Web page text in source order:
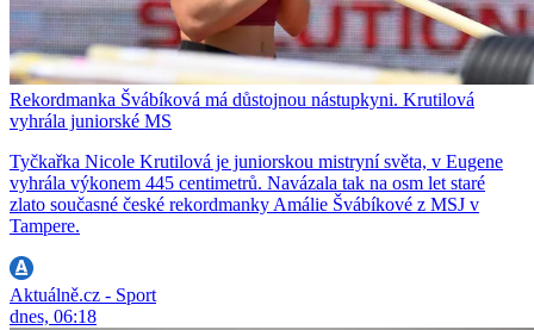
Rekordmanka Švábíková má důstojnou nástupkyni. Krutilová
vyhrála juniorské MS
Tyčkařka Nicole Krutilová je juniorskou mistryní světa, v Eugene
vyhrála výkonem 445 centimetrů. Navázala tak na osm let staré
zlato současné české rekordmanky Amálie Švábíkové z MSJ v
Tampere.
Aktuálně.cz - Sport
dnes, 06:18